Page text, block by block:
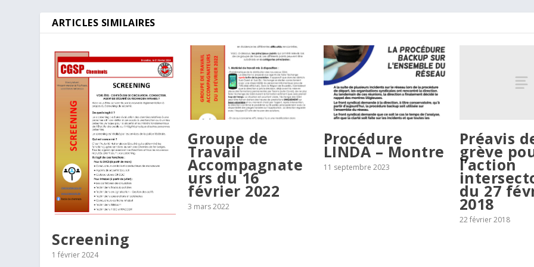
ARTICLES SIMILAIRES
Screening
1 février 2024
Groupe de
Travail
Accompagnate
urs du 16
février 2022
3 mars 2022
Procédure
LINDA – Montre
11 septembre 2023
Préavis
grève
l’action
du 27
2018
22 février 2018